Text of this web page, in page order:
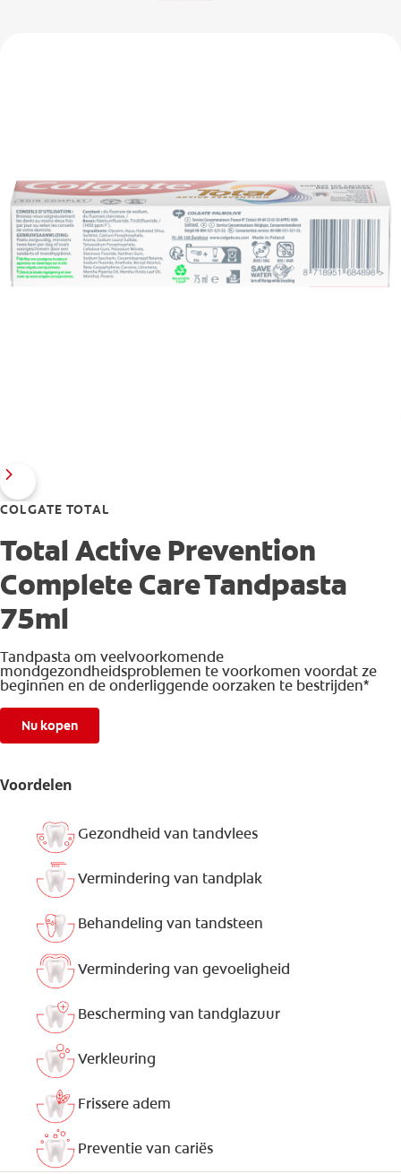
COLGATE TOTAL
Total Active Prevention
Complete Care Tandpasta
75ml
Tandpasta om veelvoorkomende
mondgezondheidsproblemen te voorkomen voordat ze
beginnen en de onderliggende oorzaken te bestrijden*
Nu kopen
Voordelen
Gezondheid van tandvlees
Vermindering van tandplak
Behandeling van tandsteen
Vermindering van gevoeligheid
Bescherming van tandglazuur
Verkleuring
Frissere adem
Preventie van cariës